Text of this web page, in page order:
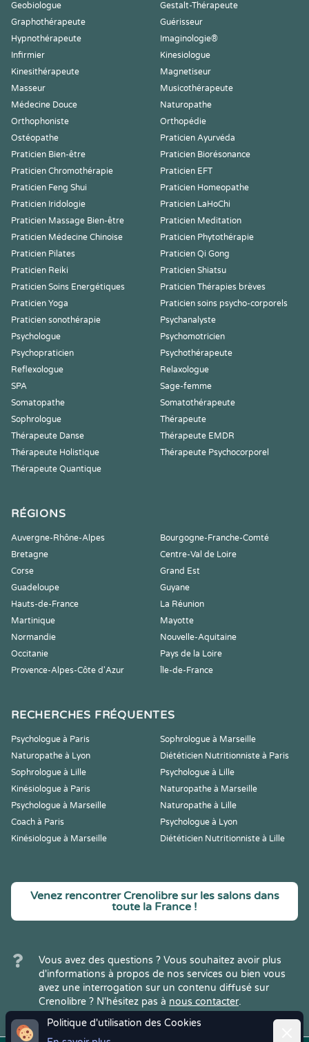
Politique d'utilisation des Cookies
Geobiologue
Gestalt-Thérapeute
Graphothérapeute
Guérisseur
Hypnothérapeute
Imaginologie®
Infirmier
Kinesiologue
Kinesithérapeute
Magnetiseur
Masseur
Musicothérapeute
Médecine Douce
Naturopathe
Orthophoniste
Orthopédie
Ostéopathe
Praticien Ayurvéda
Praticien Bien-être
Praticien Biorésonance
Praticien Chromothérapie
Praticien EFT
Praticien Feng Shui
Praticien Homeopathe
Praticien Iridologie
Praticien LaHoChi
Praticien Massage Bien-être
Praticien Meditation
Praticien Médecine Chinoise
Praticien Phytothérapie
Praticien Pilates
Praticien Qi Gong
Praticien Reiki
Praticien Shiatsu
Praticien Soins Energétiques
Praticien Thérapies brèves
Praticien Yoga
Praticien soins psycho-corporels
Praticien sonothérapie
Psychanalyste
Psychologue
Psychomotricien
Psychopraticien
Psychothérapeute
Reflexologue
Relaxologue
SPA
Sage-femme
Somatopathe
Somatothérapeute
Sophrologue
Thérapeute
Thérapeute Danse
Thérapeute EMDR
Thérapeute Holistique
Thérapeute Psychocorporel
Thérapeute Quantique
RÉGIONS
Auvergne-Rhône-Alpes
Bourgogne-Franche-Comté
Bretagne
Centre-Val de Loire
Corse
Grand Est
Guadeloupe
Guyane
Hauts-de-France
La Réunion
Martinique
Mayotte
Normandie
Nouvelle-Aquitaine
Occitanie
Pays de la Loire
Provence-Alpes-Côte d'Azur
Île-de-France
RECHERCHES FRÉQUENTES
Psychologue à Paris
Sophrologue à Marseille
Naturopathe à Lyon
Diététicien Nutritionniste à Paris
Sophrologue à Lille
Psychologue à Lille
Kinésiologue à Paris
Naturopathe à Marseille
Psychologue à Marseille
Naturopathe à Lille
Coach à Paris
Psychologue à Lyon
Kinésiologue à Marseille
Diététicien Nutritionniste à Lille
Venez rencontrer Crenolibre sur les salons dans
toute la France !
Vous avez des questions ? Vous souhaitez avoir plus
d'informations à propos de nos services ou bien vous
avez une interrogation sur un contenu diffusé sur
Crenolibre ? N'hésitez pas à nous contacter.